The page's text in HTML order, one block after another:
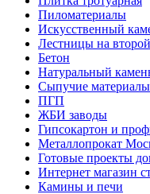
Пиломатериалы
Искусственный
Лестницы на
Бетон
Натуральный
Сыпучие материалы
ПГП
ЖБИ заводы
Гипсокартон и
Металлопрокат
Готовые проекты
Интернет магазин
Камины и печи